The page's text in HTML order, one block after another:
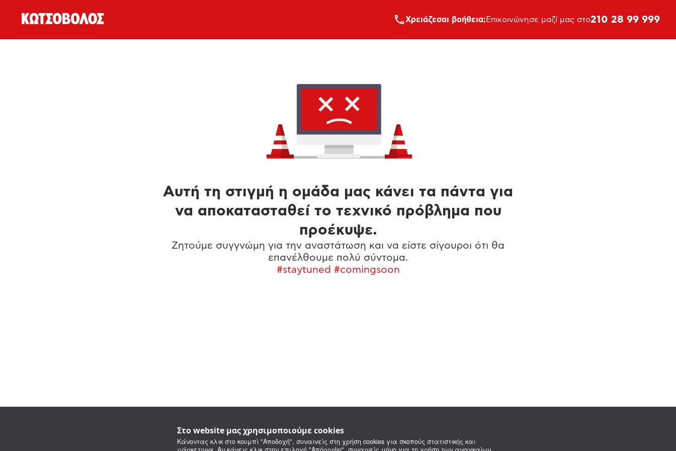
Στο website μας χρησιμοποιούμε cookies
Κάνοντας κλικ στο κουμπί "Αποδοχή", συναινείς στη χρήση cookies για σκοπούς στατιστικής και
Xρειάζεσαι βοήθεια; Επικοινώνησε μαζί μας στο210 28 99 999
Αυτή τη στιγμή η ομάδα μας κάνει τα πάντα για
να αποκατασταθεί το τεχνικό πρόβλημα που
προέκυψε.
Ζητούμε συγγνώμη για την αναστάτωση και να είστε σίγουροι ότι θα
επανέλθουμε πολύ σύντομα.
#staytuned #comingsoon